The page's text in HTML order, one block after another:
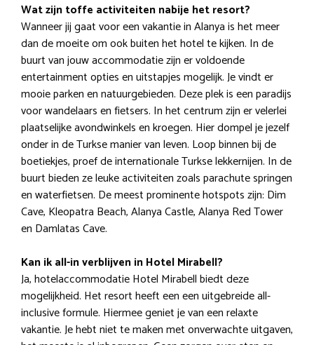
Wat zijn toffe activiteiten nabije het resort?
Wanneer jij gaat voor een vakantie in Alanya is het meer
dan de moeite om ook buiten het hotel te kijken. In de
buurt van jouw accommodatie zijn er voldoende
entertainment opties en uitstapjes mogelijk. Je vindt er
mooie parken en natuurgebieden. Deze plek is een paradijs
voor wandelaars en fietsers. In het centrum zijn er velerlei
plaatselijke avondwinkels en kroegen. Hier dompel je jezelf
onder in de Turkse manier van leven. Loop binnen bij de
boetiekjes, proef de internationale Turkse lekkernijen. In de
buurt bieden ze leuke activiteiten zoals parachute springen
en waterfietsen. De meest prominente hotspots zijn: Dim
Cave, Kleopatra Beach, Alanya Castle, Alanya Red Tower
en Damlatas Cave.
Kan ik all-in verblijven in Hotel Mirabell?
Ja, hotelaccommodatie Hotel Mirabell biedt deze
mogelijkheid. Het resort heeft een een uitgebreide all-
inclusive formule. Hiermee geniet je van een relaxte
vakantie. Je hebt niet te maken met onverwachte uitgaven,